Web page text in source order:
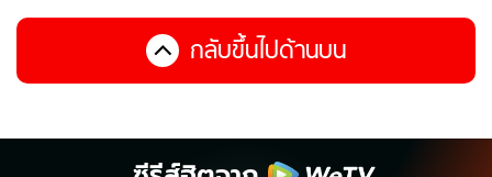
กลับขึ้นไปด้านบน